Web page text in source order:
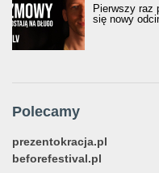
Pierwszy raz
się nowy
Polecamy
prezentokracja.pl
beforefestival.pl